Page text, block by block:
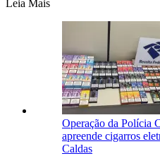
Leia Mais
Operação da Polícia
apreende cigarros
Caldas